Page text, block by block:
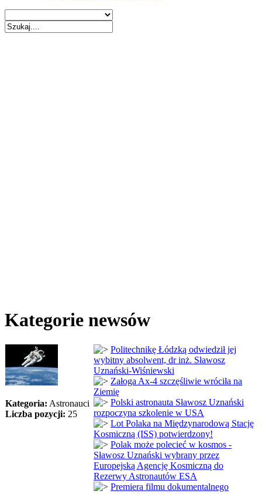
Kategorie newsów
Kategoria: Astronauci
Liczba pozycji: 25
Politechnikę Łódzką odwiedził jej
wybitny absolwent, dr inż. Sławosz
Uznański-Wiśniewski
Załoga Ax-4 szczęśliwie wróciła na
Ziemię
Polski astronauta Sławosz Uznański
rozpoczyna szkolenie w USA
Lot Polaka na Międzynarodową Stację
Kosmiczną (ISS) potwierdzony!
Polak może polecieć w kosmos -
Sławosz Uznański wybrany przez
Europejską Agencję Kosmiczną do
Rezerwy Astronautów ESA
Premiera filmu dokumentalnego